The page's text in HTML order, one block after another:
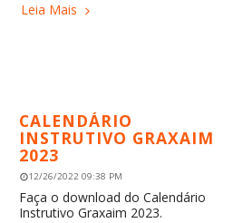
Leia Mais
CALENDÁRIO
INSTRUTIVO GRAXAIM
2023
12/26/2022 09:38 PM
Faça o download do Calendário
Instrutivo Graxaim 2023.